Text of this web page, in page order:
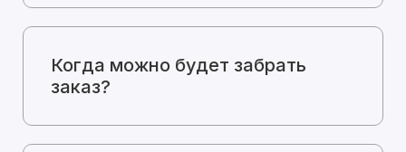
Когда можно будет забрать
заказ?